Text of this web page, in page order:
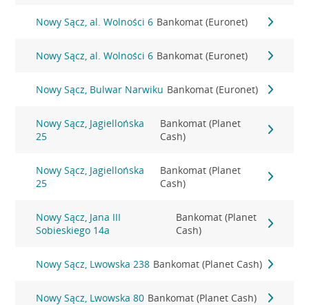
Nowy Sącz, al. Wolności 6 Bankomat (Euronet)
Nowy Sącz, al. Wolności 6 Bankomat (Euronet)
Nowy Sącz, Bulwar Narwiku Bankomat (Euronet)
Nowy Sącz, Jagiellońska
25
Bankomat (Planet
Cash)
Nowy Sącz, Jagiellońska
25
Bankomat (Planet
Cash)
Nowy Sącz, Jana III
Sobieskiego 14a
Bankomat (Planet
Cash)
Nowy Sącz, Lwowska 238 Bankomat (Planet Cash)
Nowy Sącz, Lwowska 80 Bankomat (Planet Cash)